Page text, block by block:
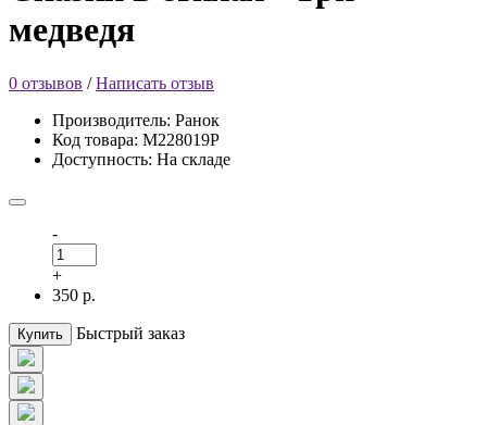
медведя
0 отзывов /Написать отзыв
Производитель: Ранок
Код товара: М228019Р
Доступность: На складе
-
+
350 р.
Купить Быстрый заказ